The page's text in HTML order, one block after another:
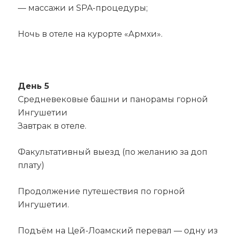
— массажи и SPA-процедуры;
Ночь в отеле на курорте «Армхи».
День 5
Средневековые башни и панорамы горной
Ингушетии
Завтрак в отеле.
Факультативный выезд (по желанию за доп
плату)
Продолжение путешествия по горной
Ингушетии.
Подъём на Цей-Лоамский перевал — одну из